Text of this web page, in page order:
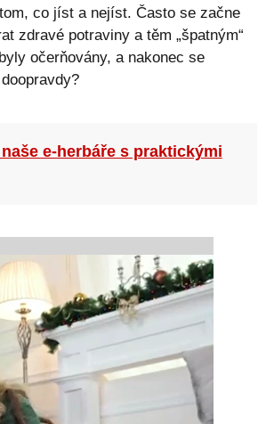
co jíst a nejíst. Často se začne
zdravé potraviny a těm „špatným“
očerňovány, a nakonec se
e-herbáře s praktickými